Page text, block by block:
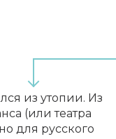
из утопии. Из
(или театра
для русского